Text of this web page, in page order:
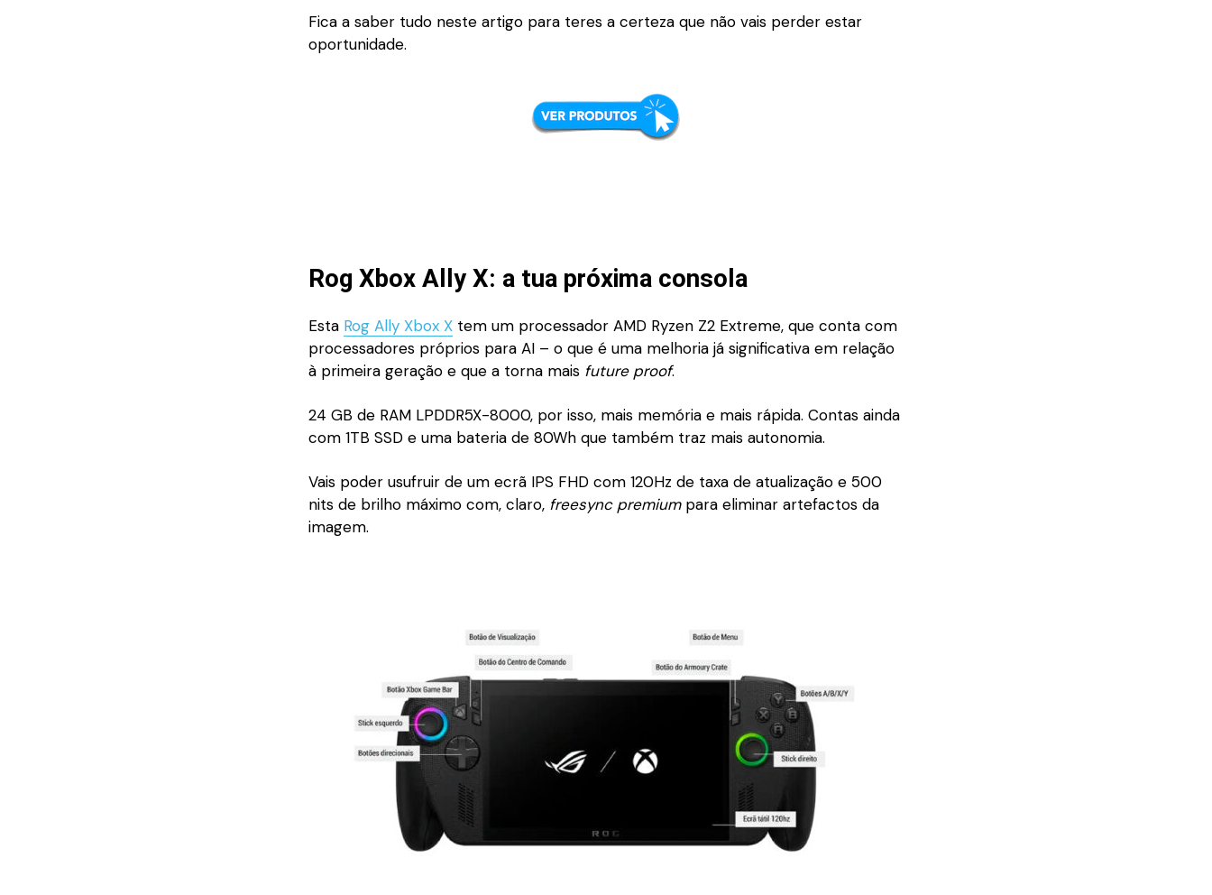
Fica a saber tudo neste artigo para teres a certeza que não vais perder estar
oportunidade.
Rog Xbox Ally X: a tua próxima consola
Esta Rog Ally Xbox X tem um processador AMD Ryzen Z2 Extreme, que conta com
processadores próprios para AI – o que é uma melhoria já significativa em relação
à primeira geração e que a torna mais future proof.
24 GB de RAM LPDDR5X-8000, por isso, mais memória e mais rápida. Contas ainda
com 1TB SSD e uma bateria de 80Wh que também traz mais autonomia.
Vais poder usufruir de um ecrã IPS FHD com 120Hz de taxa de atualização e 500
nits de brilho máximo com, claro, freesync premiumpara eliminar artefactos da
imagem.